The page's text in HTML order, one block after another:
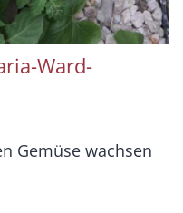
Ward-
Gemüse wachsen